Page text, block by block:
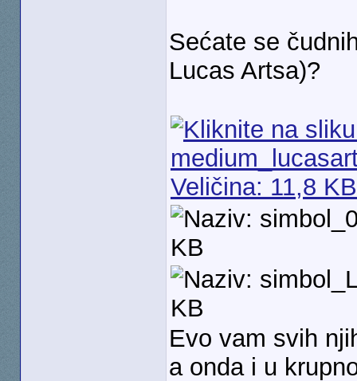
Sećate se
Lucas Artsa)?
Evo vam svih
a onda i u